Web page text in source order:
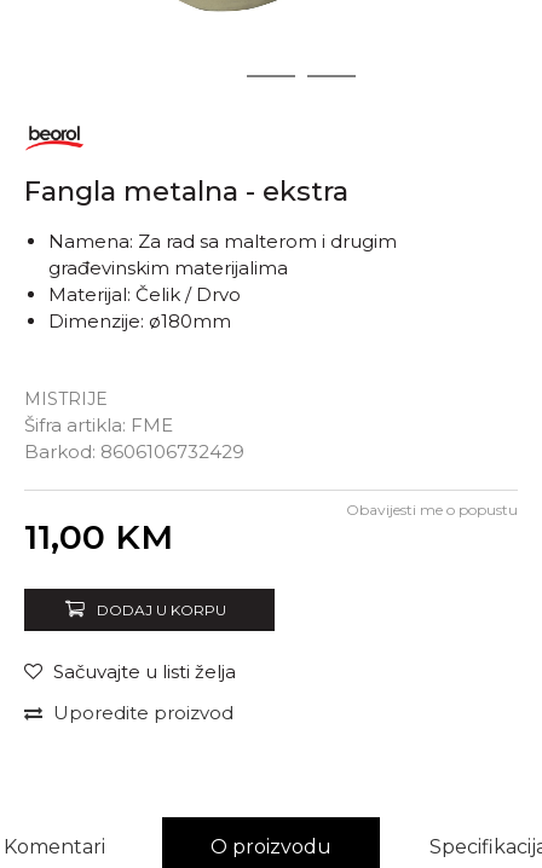
2 3
Fangla metalna - ekstra
MISTRIJE
Šifra artikla: FME
Barkod: 8606106732429
Namena: Za rad sa malterom i drugim
građevinskim materijalima
Materijal: Čelik / Drvo
Dimenzije: ø180mm
11,00 KM
Obavijesti me o popustu
DODAJ U KORPU
Sačuvajte u listi želja
Uporedite proizvod
Komentari O proizvodu